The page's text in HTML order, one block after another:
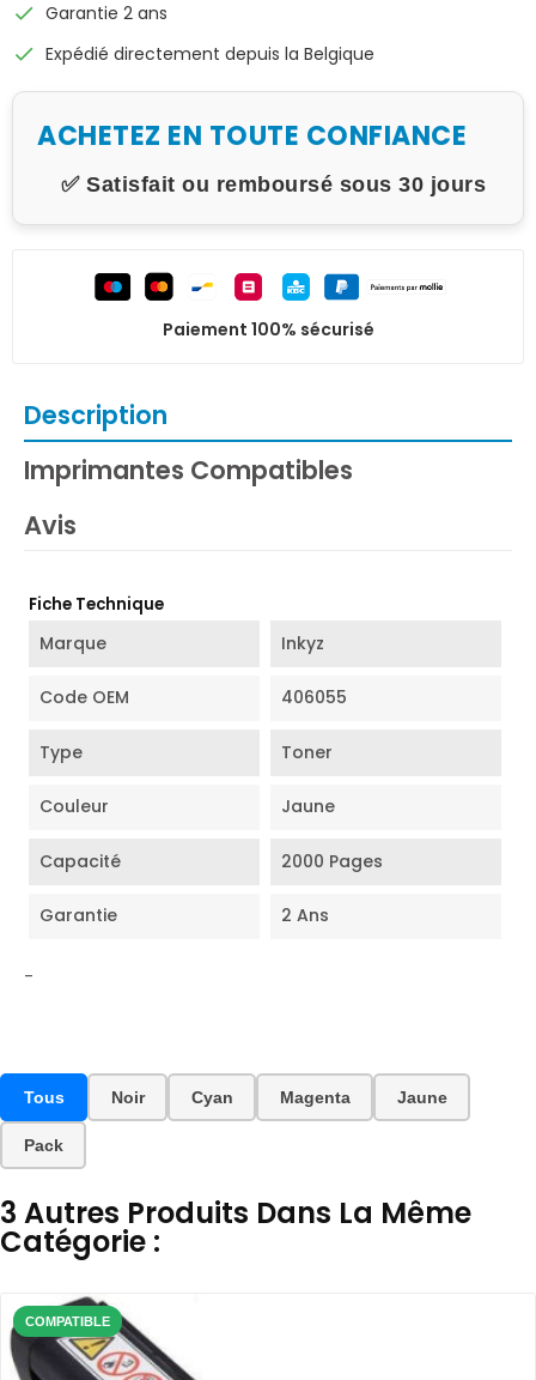
check Garantie 2 ans
check Expédié directement depuis la Belgique
ACHETEZ EN TOUTE CONFIANCE
✅ Satisfait ou remboursé sous 30 jours
Paiement 100% sécurisé
Description
Imprimantes Compatibles
Avis
Fiche Technique
Marque Inkyz
Code OEM 406055
Type Toner
Couleur Jaune
Capacité 2000 Pages
Garantie 2 Ans
-
Tous Noir Cyan Magenta Jaune
Pack
3 Autres Produits Dans La Même
Catégorie :
COMPATIBLE